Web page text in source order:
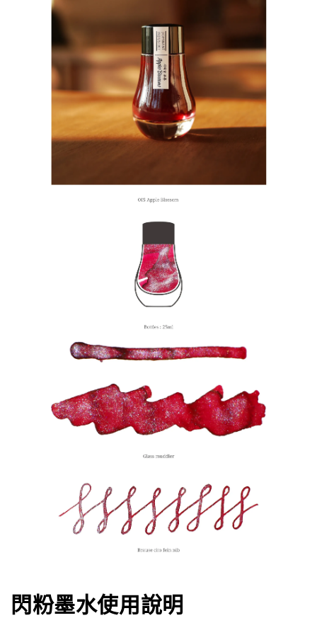
閃粉墨水使用說明